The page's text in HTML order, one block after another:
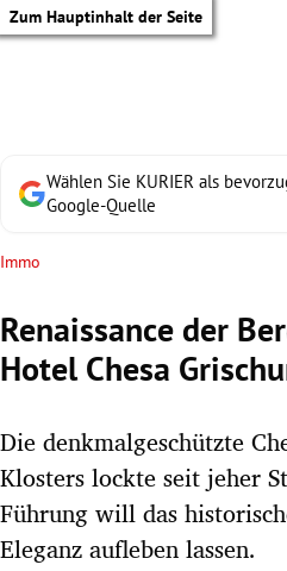
Zum Hauptinhalt der Seite
Untermenü
Untermenü
Wählen Sie KURIER als
Google-Quelle
Immo
Renaissance der
Hotel Chesa
Die denkmalgeschützte
Klosters lockte seit jeher
Führung will das
Eleganz aufleben lassen.